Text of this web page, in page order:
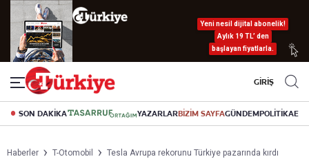
Yeni nesil dijital abonelik!
Aylık 19 TL’ den
başlayan fiyatlarla.
GİRİŞ
SON DAKİKA YAZARLARBİZİM SAYFAGÜNDEMPOLİTİKA
Haberler T-Otomobil Tesla Avrupa rekorunu Türkiye pazarında kırdı